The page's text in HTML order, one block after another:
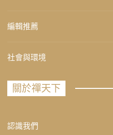
編輯推薦
社會與環境
關於禪天下
認識我們